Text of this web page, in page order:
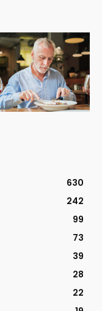
630
242
99
73
39
28
22